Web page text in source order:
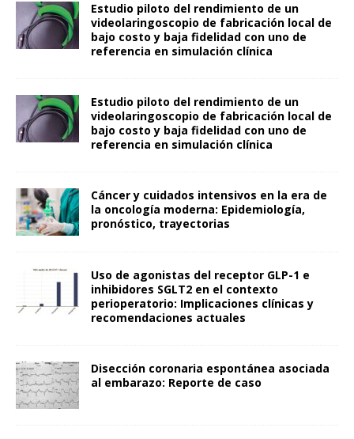
Estudio piloto del rendimiento de un
videolaringoscopio de fabricación local de
bajo costo y baja fidelidad con uno de
referencia en simulación clínica
Estudio piloto del rendimiento de un
videolaringoscopio de fabricación local de
bajo costo y baja fidelidad con uno de
referencia en simulación clínica
Cáncer y cuidados intensivos en la era de
la oncología moderna: Epidemiología,
pronóstico, trayectorias
Uso de agonistas del receptor GLP-1 e
inhibidores SGLT2 en el contexto
perioperatorio: Implicaciones clínicas y
recomendaciones actuales
Disección coronaria espontánea asociada
al embarazo: Reporte de caso